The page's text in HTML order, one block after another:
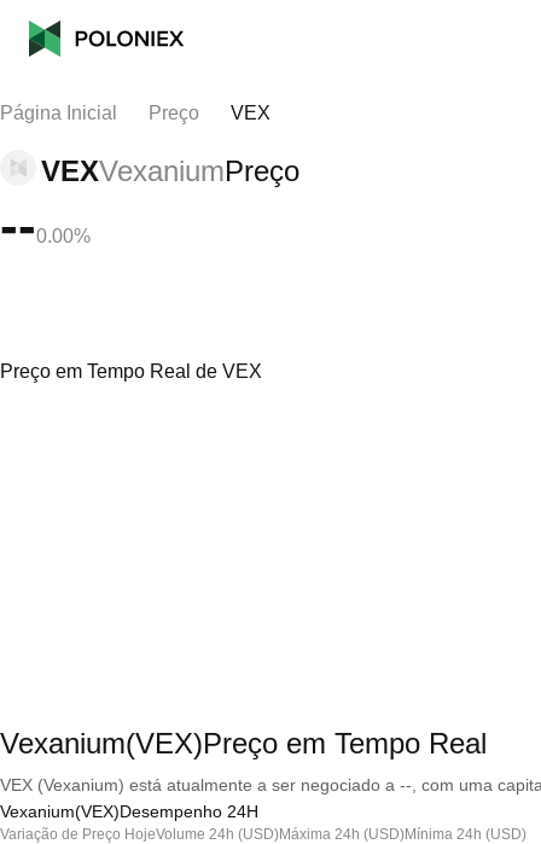
Página Inicial Preço VEX
VEXVexaniumPreço
--0.00%
Preço em Tempo Real de VEX
Vexanium(VEX)Preço em Tempo Real
VEX (Vexanium) está atualmente a ser negociado a --, com uma
Vexanium(VEX)Desempenho 24H
Variação de Preço HojeVolume 24h (USD)Máxima 24h (USD)Mínima 24h (USD)